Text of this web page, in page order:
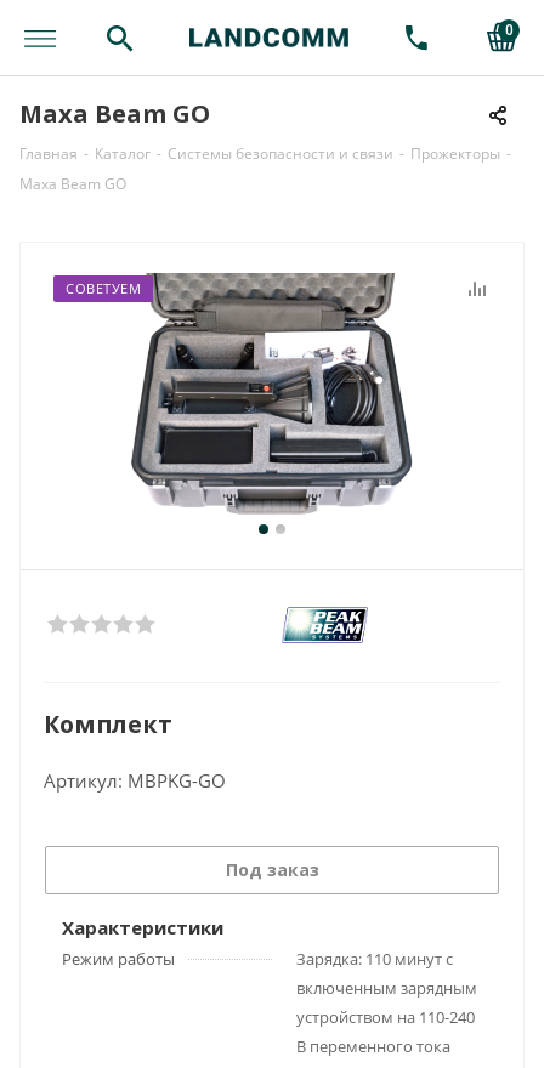
0
Maxa Beam GO
Главная - Каталог - Системы безопасности и связи - Прожекторы -
Maxa Beam GO
СОВЕТУЕМ
Комплект
Артикул: MBPKG-GO
Под заказ
Характеристики
Режим работы
Зарядка: 110 минут с
включенным зарядным
устройством на 110-240
В переменного тока